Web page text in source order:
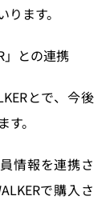
ます。
との連携
とで、今後
。
情報を連携さ
で購入さ